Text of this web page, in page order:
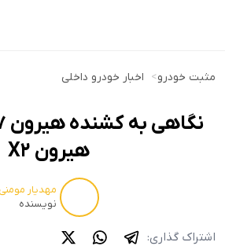
مثبت خودرو> اخبار خودرو داخلی
هیرون X2
مهدیار مومنی
نویسنده
اشتراک گذاری: